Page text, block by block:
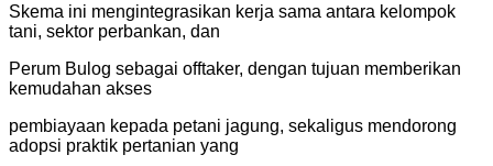
Skema ini mengintegrasikan kerja sama antara kelompok
tani, sektor perbankan, dan
Perum Bulog sebagai offtaker, dengan tujuan memberikan
kemudahan akses
pembiayaan kepada petani jagung, sekaligus mendorong
adopsi praktik pertanian yang